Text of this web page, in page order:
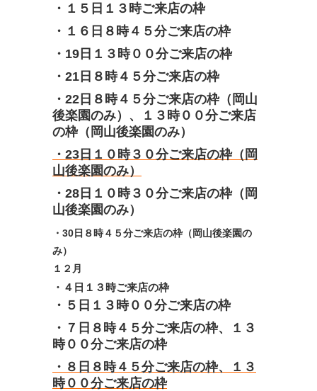
・１５日１３時ご来店の枠
・１６日８時４５分ご来店の枠
・ 19 日 １３時００分ご来店の枠
・ 21 日８ 時４５分ご来店の枠
・ 22 日８ 時４５分ご来店の枠（岡山
後楽園のみ）、１３時００分ご来店
の枠（岡山後楽園のみ）
・23日１０時３０分ご来店の枠（岡
山後楽園のみ）
・ 28 日１０時３０分ご来店の枠（岡
山後楽園のみ）
・ 30日８時４５分ご来店の枠 （岡山後楽園の
み）
１２月
・４日１３時ご来店の枠
・５ 日 １３時００分ご来店の枠
・７ 日８ 時４５分ご来店の枠、１３
時００分ご来店の枠
・８ 日８ 時４５分ご来店の枠、１３
時００分ご来店の枠